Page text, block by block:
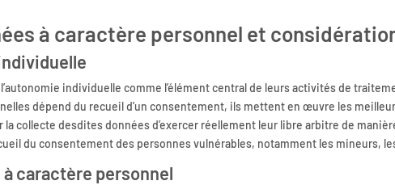
à caractère personnel et
individuelle comme l’élément central de leurs activités de
dépend du recueil d’un consentement, ils mettent en œuvre les
collecte desdites données d’exercer réellement leur libre arbitre de
du consentement des personnes vulnérables, notamment les mineurs,
caractère personnel